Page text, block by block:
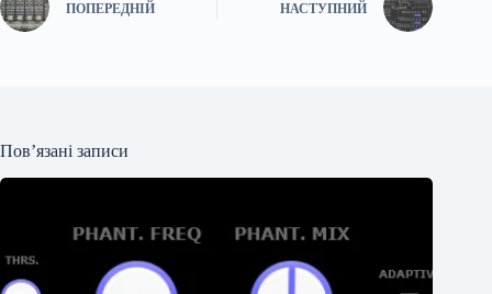
ПОПЕРЕДНІЙ НАСТУПНИЙ
Пов’язані записи